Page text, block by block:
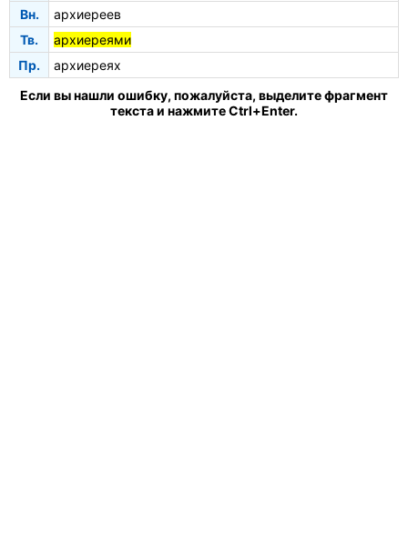
Вн.
архиереев
Тв.
архиереями
Пр.
архиереях
Если вы нашли ошибку, пожалуйста, выделите фрагмент
текста и нажмите Ctrl+Enter.